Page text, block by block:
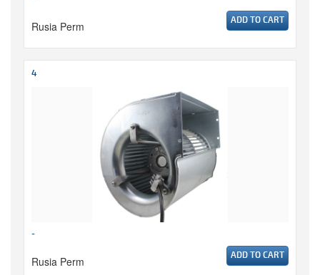
Rusia Perm ADD TO CART
4
-
Rusia Perm ADD TO CART